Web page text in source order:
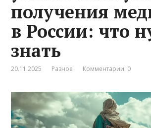
получения
в России: что
знать
20.11.2025 Разное Комментарии: 0